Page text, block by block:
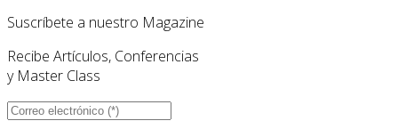
Suscríbete a nuestro Magazine
Recibe Artículos, Conferencias
y Master Class